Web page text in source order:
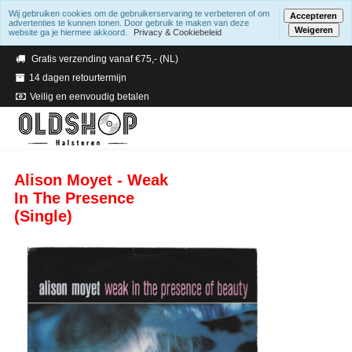
Verzending binnen 2 a 3 werkdagen
Gratis verzending vanaf €75,- (NL)
14 dagen retourtermijn
Veilig en eenvoudig betalen
Alison Moyet - Weak
In The Presence
(Single)
Wij gebruiken cookies om de gebruikerservaring te verbeteren of om
advertenties te kunnen tonen. Door gebruik te maken van deze
website ga je hiermee akkoord.
Privacy & Cookiebeleid
Accepteren
Weigeren